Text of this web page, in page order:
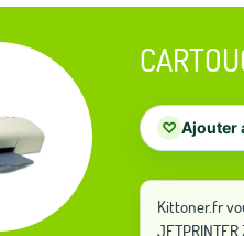
♡ Ajouter
Kittoner.fr